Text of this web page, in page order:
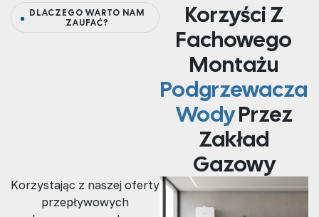
DLACZEGO WARTO NAM
ZAUFAĆ?
Korzyści Z
Fachowego
Montażu
Podgrzewacza
WodyPrzez
Zakład
Gazowy
Korzystając z naszej oferty
przepływowych